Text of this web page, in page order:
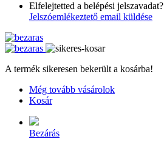
Elfelejtetted a belépési jelszavadat?
Jelszóemlékeztető email küldése
A termék sikeresen bekerült a kosárba!
Még tovább vásárolok
Kosár
Bezárás